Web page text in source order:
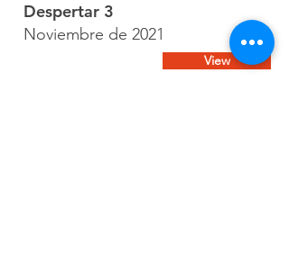
Despertar 3
Noviembre de 2021
View